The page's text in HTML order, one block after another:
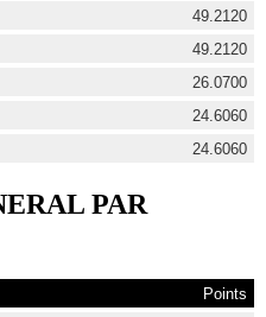
49.2120
49.2120
26.0700
24.6060
24.6060
PAR
Points